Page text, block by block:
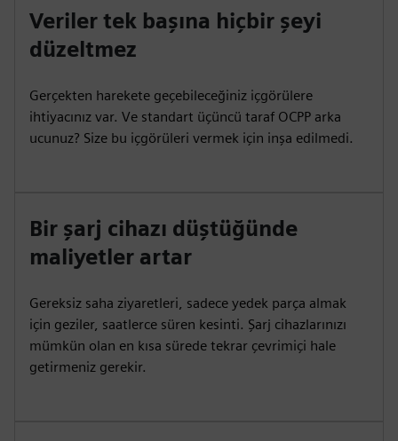
Veriler tek başına hiçbir şeyi
düzeltmez
Gerçekten harekete geçebileceğiniz içgörülere
ihtiyacınız var. Ve standart üçüncü taraf OCPP arka
ucunuz? Size bu içgörüleri vermek için inşa edilmedi.
Bir şarj cihazı düştüğünde
maliyetler artar
Gereksiz saha ziyaretleri, sadece yedek parça almak
için geziler, saatlerce süren kesinti. Şarj cihazlarınızı
mümkün olan en kısa sürede tekrar çevrimiçi hale
getirmeniz gerekir.